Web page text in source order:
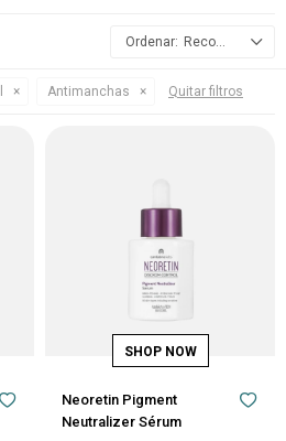
Recomendados
Antimanchas Quitar filtros
Neoretin Pigment
Neutralizer Sérum